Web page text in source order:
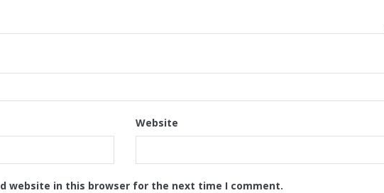
Website
website in this browser for the next time I comment.